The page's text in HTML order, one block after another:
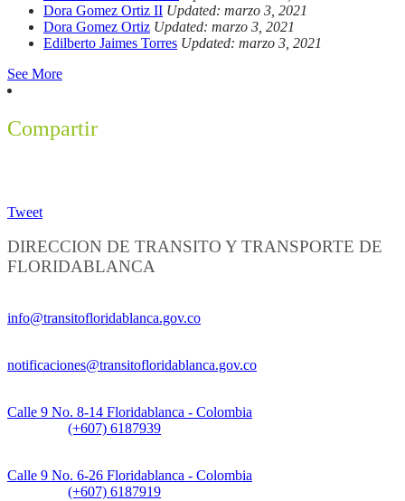
Dora Gomez Ortiz II Updated: marzo 3, 2021
Dora Gomez Ortiz Updated: marzo 3, 2021
Edilberto Jaimes Torres Updated: marzo 3, 2021
See More
Compartir
Tweet
DIRECCION DE TRANSITO Y TRANSPORTE DE
FLORIDABLANCA
info@transitofloridablanca.gov.co
notificaciones@transitofloridablanca.gov.co
Calle 9 No. 8-14 Floridablanca - Colombia
(+607) 6187939
Calle 9 No. 6-26 Floridablanca - Colombia
(+607) 6187919